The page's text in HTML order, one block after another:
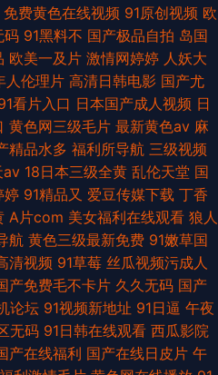
免费黄色在线视频 91原创视频 欧
码 91黑料不 国产极品自拍 岛国
欧美一及片 激情网婷婷 人妖大
人伦理片 高清日韩电影 国产尤
看片入口 日本国产成人视频 日
黄色网三级毛片 最新黄色av 麻
精品水多 福利所导航 三级视频
av 18日本三级全黄 乱伦天堂 国
婷 91精品又 爱豆传媒下载 丁香
A片com 美女福利在线观看 狼人
航 黄色三级最新免费 91嫩草国
清视频 91草莓 丝瓜视频污成人
产免费毛不卡片 久久无码 国产
论坛 91视频新地址 91日逼 午夜
无码 91日韩在线观看 西瓜影院
产在线福利 国产在线日皮片 午